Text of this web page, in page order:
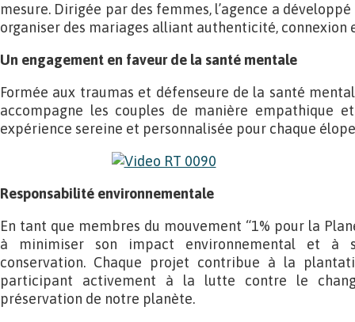
mesure. Dirigée par des femmes, l’agence a
organiser des mariages alliant authenticité, connexion
Un engagement en faveur de la santé mentale
Formée aux traumas et défenseure de la santé
accompagne les couples de manière empathique
expérience sereine et personnalisée pour chaque
Responsabilité environnementale
En tant que membres du mouvement “1% pour la
à minimiser son impact environnemental et à
conservation. Chaque projet contribue à la
participant activement à la lutte contre le
préservation de notre planète.